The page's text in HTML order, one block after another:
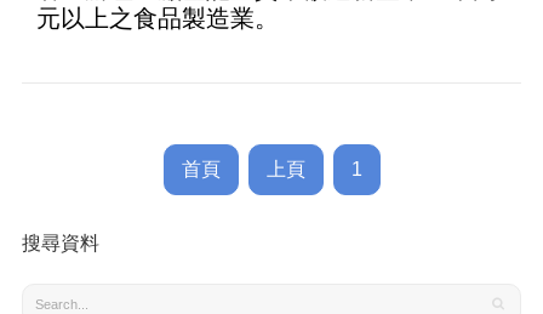
元以上之食品製造業。
首頁 上頁 1
搜尋資料